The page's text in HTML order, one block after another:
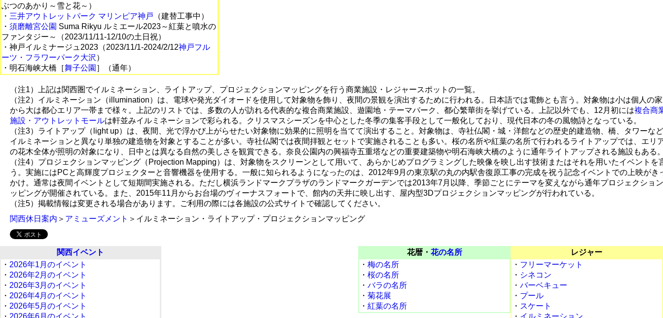
ぶつのあかり～雪と花～）
・ 三井アウトレットパーク マリンピア神戸 （建替工事中）
・ 須磨離宮公園 Suma Rikyu ルミエール2023～紅葉と噴水の
ファンタジー～（2023/11/11-12/10の土日祝）
・神戸イルミナージュ2023（2023/11/1-2024/2/12神戸フル
ーツ・フラワーパーク大沢 ）
・明石海峡大橋［舞子公園 ］（通年）
（注1）上記は関西圏でイルミネーション、ライトアップ、プロジェクションマッピングを行う商業施設・レジャースポットの一覧。
（注2）イルミネーション（illumination）は、電球や発光ダイオードを使用して対象物を飾り、夜間の景観を演出するために行われる。日本語では電飾とも言う。対象物は小は個人の
から大は都心エリア一帯まで様々。上記のリストでは、多数の人が訪れる代表的な複合商業施設、遊園地・テーマパーク、都心繁華街を挙げている。上記以外でも、12月初には複合商
施設・アウトレットモールは軒並みイルミネーションで彩られる。クリスマスシーズンを中心とした冬季の集客手段として一般化しており、現代日本の冬の風物詩となっている。
（注3）ライトアップ（light up）は、夜間、光で浮かび上がらせたい対象物に効果的に照明を当てて演出すること。対象物は、寺社仏閣・城・洋館などの歴史的建造物、橋、タワーな
イルミネーションと異なり単独の建造物を対象とすることが多い。寺社仏閣では夜間拝観とセットで実施されることも多い。桜の名所や紅葉の名所で行われるライトアップでは、エリ
の花木全体が照明の対象になり、日中とは異なる自然の美しさを観賞できる。奈良公園内の興福寺五重塔などの重要建築物や明石海峡大橋のように通年ライトアップされる施設もある
（注4）プロジェクションマッピング（Projection Mapping）は、対象物をスクリーンとして用いて、あらかじめプログラミングした映像を映し出す技術またはそれを用いたイベントを
う。実施にはPCと高輝度プロジェクターと音響機器を使用する。一般に知られるようになったのは、2012年9月の東京駅の丸の内駅舎復原工事の完成を祝う記念イベントでの上映がき
かけ。通常は夜間イベントとして短期間実施される。ただし横浜ランドマークプラザのランドマークガーデンでは2013年7月以降、季節ごとにテーマを変えながら通年プロジェクショ
ッピングが開催されている。また、2015年11月からお台場のヴィーナスフォートで、館内の天井に映し出す、屋内型3Dプロジェクションマッピングが行われている。
（注5）掲載情報は変更される場合があります。ご利用の際には各施設の公式サイトで確認してください。
関西休日案内 ＞ アミューズメント ＞イルミネーション・ライトアップ・プロジェクションマッピング
関西イベント
・ 2026年1月のイベント
・ 2026年2月のイベント
・ 2026年3月のイベント
・ 2026年4月のイベント
・ 2026年5月のイベント
・ 2026年6月のイベント
花暦・花の名所
・ 梅の名所
・ 桜の名所
・ バラの名所
・ 菊花展
・ 紅葉の名所
レジャー
・ フリーマーケット
・ シネコン
・ バーベキュー
・ プール
・ スケート
・ イルミネーション